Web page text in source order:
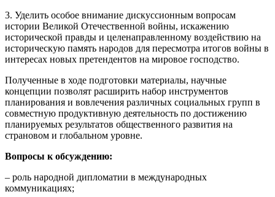
3. Уделить особое внимание дискуссионным вопросам
истории Великой Отечественной войны, искажению
исторической правды и целенаправленному воздействию на
историческую память народов для пересмотра итогов войны в
интересах новых претендентов на мировое господство.
Полученные в ходе подготовки материалы, научные
концепции позволят расширить набор инструментов
планирования и вовлечения различных социальных групп в
совместную продуктивную деятельность по достижению
планируемых результатов общественного развития на
страновом и глобальном уровне.
Вопросы к обсуждению:
– роль народной дипломатии в международных
коммуникациях;